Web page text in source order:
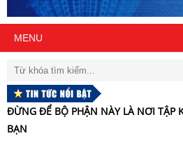
MENU
ĐỪNG ĐỂ BỘ PHẬN NÀY LÀ NƠI TẬP
BẠN